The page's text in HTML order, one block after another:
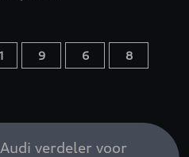
9 6 8
verdeler voor